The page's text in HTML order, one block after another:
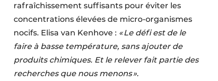
rafraîchissement suffisants pour éviter les
concentrations élevées de micro-organismes
nocifs. Elisa van Kenhove : « Le défi est de le
faire à basse température, sans ajouter de
produits chimiques. Et le relever fait partie des
recherches que nous menons ».